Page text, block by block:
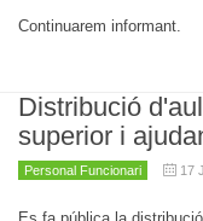
Continuarem informant.
Distribució
superior i
Personal Funcionari 17